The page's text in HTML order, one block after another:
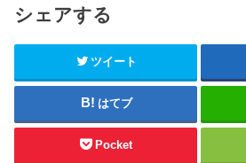
シェアする
ツイート
はてブ
Pocket